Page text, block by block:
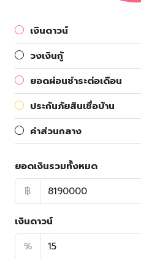
เงินดาวน์
วงเงินกู้
ยอดผ่อนชำระต่อเดือน
ประกันภัยสินเชื่อบ้าน
ค่าส่วนกลาง
ยอดเงินรวมทั้งหมด
฿
เงินดาวน์
%